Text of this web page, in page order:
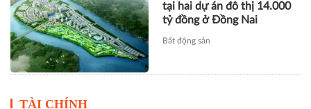
TÀI CHÍNH
Xây dựng Hòa Bình phát hành
hơn 51 triệu cổ phiếu để hoán đổi
hơn 514 tỷ đồng nợ